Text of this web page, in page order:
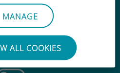
MANAGE
ALL COOKIES
いらず
ドを抜き差しする
りません